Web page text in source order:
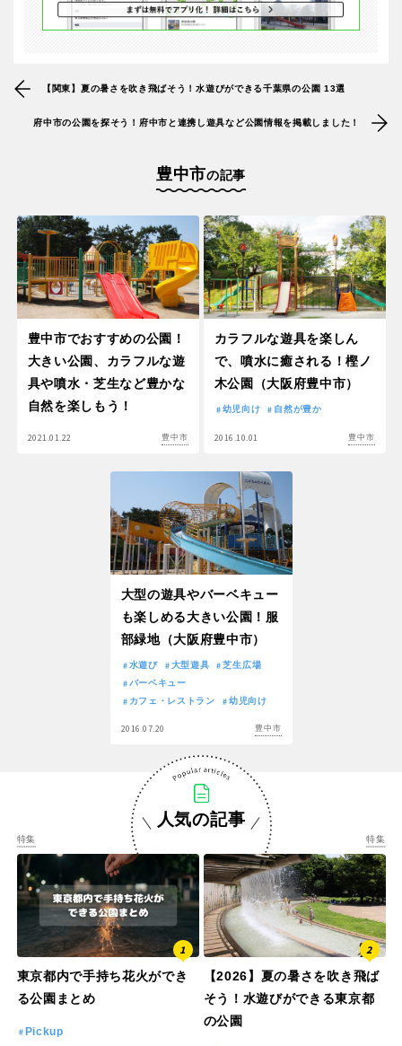
【関東】夏の暑さを吹き飛ばそう！水遊びができる千葉県の公園 13選
府中市の公園を探そう！府中市と連携し遊具など公園情報を掲載しました！
豊中市の記事
豊中市でおすすめの公園！
大きい公園、カラフルな遊
具や噴水・芝生など豊かな
自然を楽しもう！
2021.01.22 豊中市
カラフルな遊具を楽しん
で、噴水に癒される！樫ノ
木公園（大阪府豊中市）
幼児向け 自然が豊か
2016.10.01 豊中市
大型の遊具やバーベキュー
も楽しめる大きい公園！服
部緑地（大阪府豊中市）
水遊び 大型遊具
芝生広場
バーベキュー
カフェ・レストラン
幼児向け
2016.07.20 豊中市
人気の記事
特集
東京都内で手持ち花火ができ
る公園まとめ
Pickup
特集
【2026】夏の暑さを吹き飛ば
そう！水遊びができる東京都
の公園